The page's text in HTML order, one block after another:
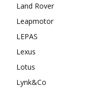
Land Rover
Leapmotor
LEPAS
Lexus
Lotus
Lynk&Co